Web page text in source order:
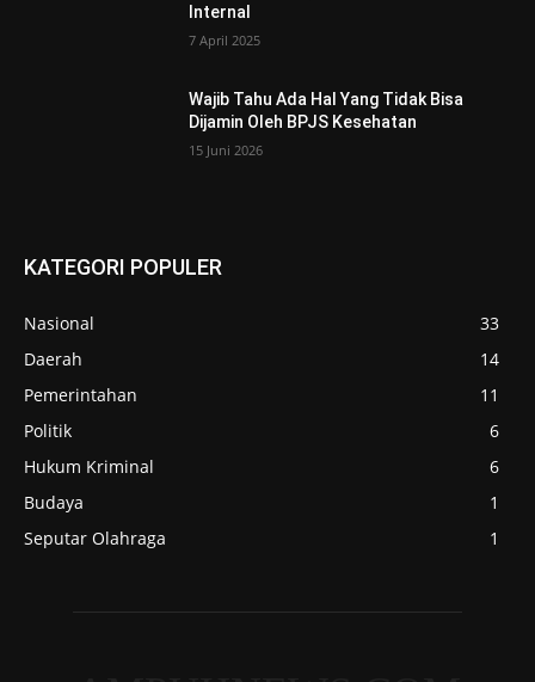
Internal
7 April 2025
Wajib Tahu Ada Hal Yang Tidak Bisa
Dijamin Oleh BPJS Kesehatan
15 Juni 2026
KATEGORI POPULER
Nasional
33
Daerah
14
Pemerintahan
11
Politik
6
Hukum Kriminal
6
Budaya
1
Seputar Olahraga
1